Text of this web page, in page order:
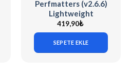
Perfmatters (v2.6.6)
Lightweight
WordPress
Performance Plugin
[Activated]
419,90₺
SEPETE EKLE